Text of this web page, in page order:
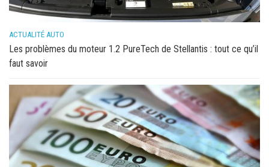
ACTUALITÉ AUTO
Les problèmes du moteur 1.2 PureTech de Stellantis : tout ce qu’il
faut savoir